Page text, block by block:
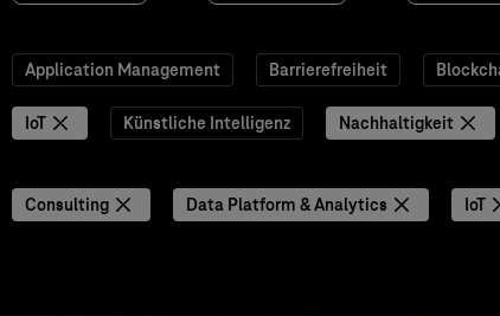
Application Management Barrierefreiheit
IoT Künstliche Intelligenz Nachhaltigkeit
Consulting Data Platform & Analytics IoT